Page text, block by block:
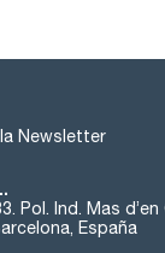
Newsletter
Pol. Ind. Mas d’en
España